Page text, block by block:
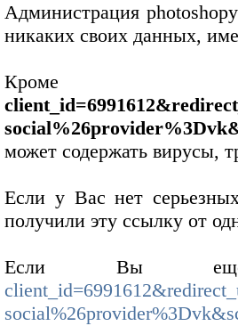
Администрация
никаких своих данных,
может содержать вирусы,
Если у Вас нет
получили эту ссылку от
Если Вы